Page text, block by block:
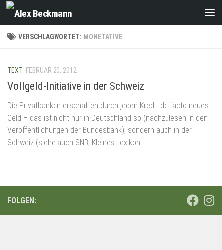
Zum Inhalt springen
VERSCHLAGWORTET: MONETATIVE
TEXT FEBRUAR 20, 2012
Vollgeld-Initiative in der Schweiz
Die Privatbanken erschaffen durch jeden Kredit de facto neues
Geld – das ist nicht nur in Deutschland so (nachzulesen in den
Veröffentlichungen der Bundesbank), sondern auch in der
Schweiz (siehe auch SNB, Kleines Lexikon...
FOLGEN: